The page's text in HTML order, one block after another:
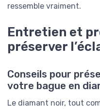
ressemble vraiment.
Entretien et
préserver
Conseils pour
votre bague en
Le diamant noir, tout